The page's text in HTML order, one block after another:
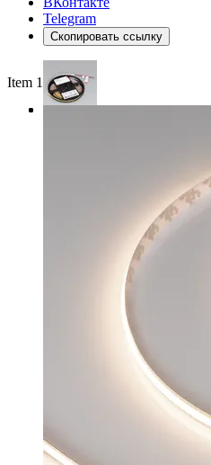
Telegram
Скопировать ссылку
Item 1 of 3